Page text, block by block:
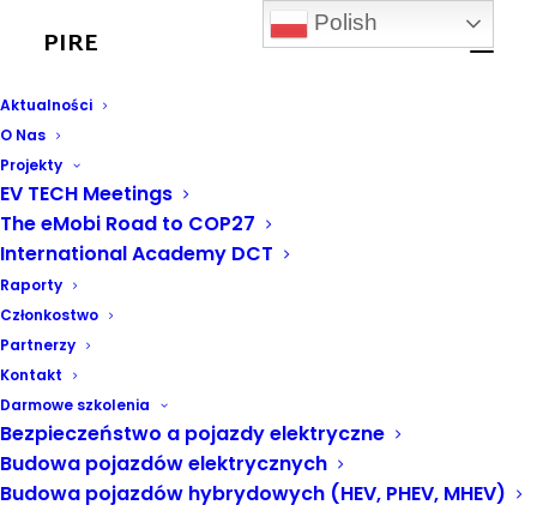
PIRE
Aktualności
O Nas
Projekty
EV TECH Meetings
The eMobi Road to COP27
International Academy DCT
Raporty
Członkostwo
Partnerzy
Kontakt
Darmowe szkolenia
Bezpieczeństwo a pojazdy elektryczne
Budowa pojazdów elektrycznych
Budowa pojazdów hybrydowych (HEV, PHEV, MHEV)
edukacja
Polish